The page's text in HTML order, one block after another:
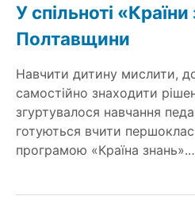
У спільноті
Полтавщини
Навчити дитину мислити,
самостійно знаходити
згуртувалося навчання
готуються вчити
програмою «Країна